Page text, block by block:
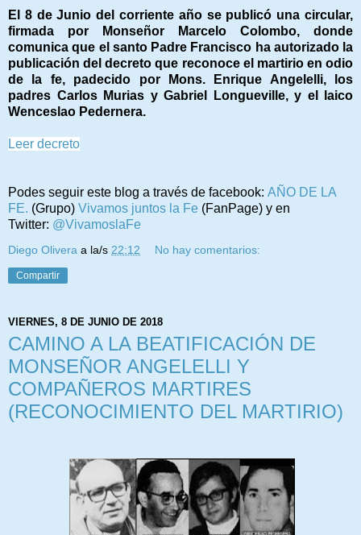
El 8 de Junio del corriente año se publicó una circular,
firmada por Monseñor Marcelo Colombo, donde
comunica que el santo Padre Francisco ha autorizado la
publicación del decreto que reconoce el martirio en odio
de la fe, padecido por Mons. Enrique Angelelli, los
padres Carlos Murias y Gabriel Longueville, y el laico
Wenceslao Pedernera.
Leer decreto
Podes seguir este blog a través de facebook: AÑO DE LA
FE. (Grupo) Vivamos juntos la Fe (FanPage) y en
Twitter: @VivamoslaFe
Diego Olivera a la/s 22:12 No hay comentarios:
Compartir
VIERNES, 8 DE JUNIO DE 2018
CAMINO A LA BEATIFICACIÓN DE
MONSEÑOR ANGELELLI Y
COMPAÑEROS MARTIRES
(RECONOCIMIENTO DEL MARTIRIO)